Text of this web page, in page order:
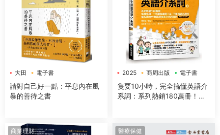
大田 電子書
請對自己好一點：平息內在風
暴的善待之書
2025 商周出版 電子書
隻要10小時，完全搞懂英語介
系詞：系列熱銷180萬冊！免
麼這樣用的介系詞寶典
商業理財 醫療保健